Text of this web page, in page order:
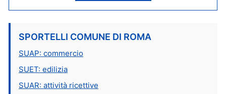
SPORTELLI COMUNE DI ROMA
SUAP: commercio
SUET: edilizia
SUAR: attività ricettive